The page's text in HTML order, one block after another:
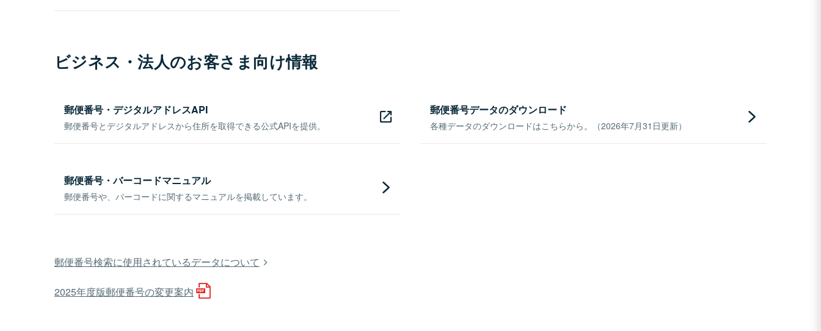
ビジネス・法人のお客さま向け情報
郵便番号・デジタルアドレスAPI
郵便番号とデジタルアドレスから住所を取得できる公式APIを提供。
郵便番号データのダウンロード
各種データのダウンロードはこちらから。（2026年7月31日更新）
郵便番号・バーコードマニュアル
郵便番号や、バーコードに関するマニュアルを掲載しています。
郵便番号検索に使用されているデータについて
2025年度版郵便番号の変更案内